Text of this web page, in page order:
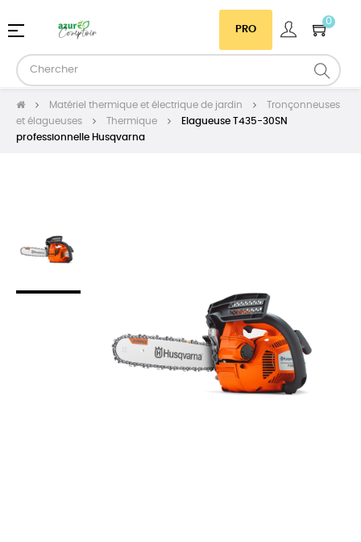
PRO
0
Basculer
navigation
☰
Matériel thermique et électrique de jardin
Tronçonneuses
et élagueuses
Thermique
Elagueuse T435-30SN
professionnelle Husqvarna